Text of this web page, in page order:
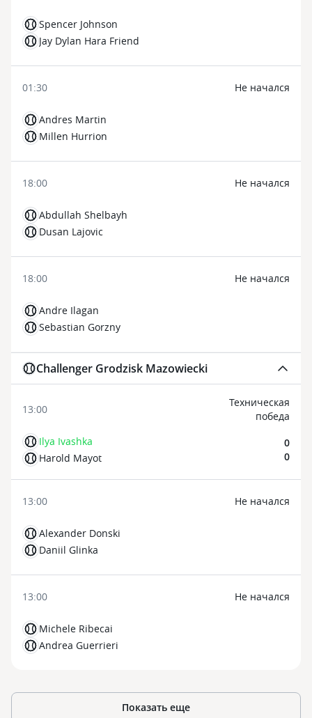
Spencer Johnson
Jay Dylan Hara Friend
01:30
Andres Martin
Millen Hurrion
Не начался
18:00
Abdullah Shelbayh
Dusan Lajovic
Не начался
18:00
Andre Ilagan
Sebastian Gorzny
Не начался
Challenger Grodzisk Mazowiecki
13:00
Ilya Ivashka
Harold Mayot
Техническая
победа
0
0
13:00
Alexander Donski
Daniil Glinka
Не начался
13:00
Michele Ribecai
Andrea Guerrieri
Не начался
Показать еще